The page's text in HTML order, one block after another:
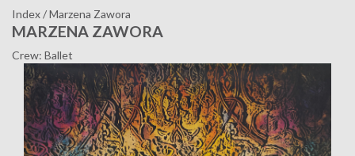
Index/Marzena Zawora
MARZENA ZAWORA
Crew: Ballet